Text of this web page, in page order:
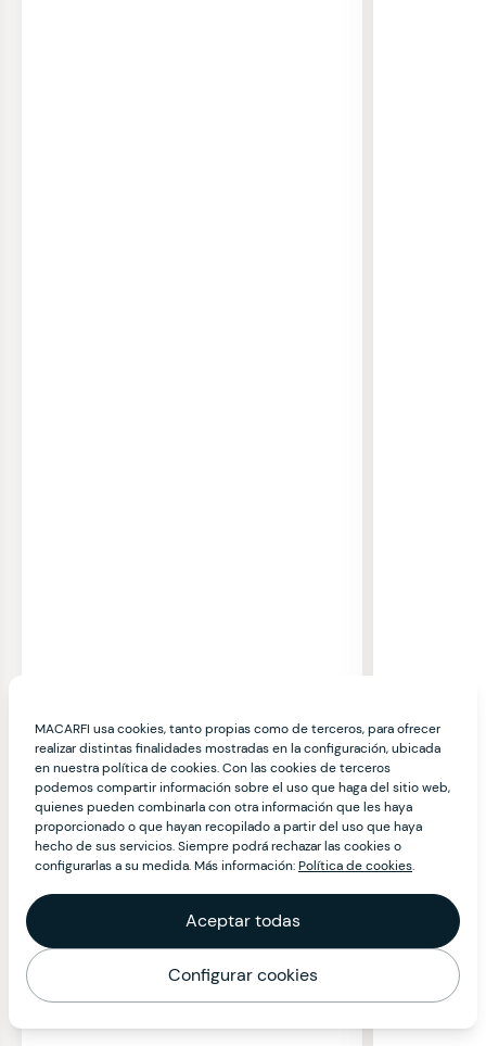
MACARFI usa cookies, tanto propias como de terceros, para ofrecer
realizar distintas finalidades mostradas en la configuración, ubicada
en nuestra política de cookies. Con las cookies de terceros
podemos compartir información sobre el uso que haga del sitio web,
quienes pueden combinarla con otra información que les haya
proporcionado o que hayan recopilado a partir del uso que haya
hecho de sus servicios. Siempre podrá rechazar las cookies o
configurarlas a su medida. Más información:Política de cookies.
Aceptar todas
Configurar cookies